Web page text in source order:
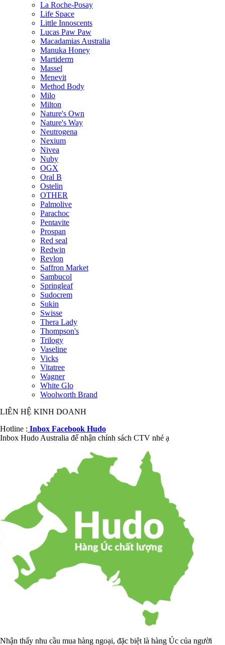
La Roche-Posay
Life Space
Little Innoscents
Lucas Paw Paw
Macadamias Australia
Manuka Honey
Martiderm
Massel
Menevit
Method Body
Milo
Milton
Nature's Own
Nature's Way
Neutrogena
Nexium
Nivea
Nuby
OGX
Oral B
Ostelin
OTHER
Palmolive
Parachoc
Pentavite
Prospan
Red seal
Redwin
Revlon
Saffron Market
Sambucol
Springleaf
Sudocrem
Sukin
Swisse
Thera Lady
Thompson's
Trilogy
Vaseline
Vicks
Vitatree
Wagner
White Glo
Woolworth Brand
LIÊN HỆ KINH DOANH
Hotline : Inbox Facebook Hudo
Inbox Hudo Australia để nhận chính sách CTV nhé ạ
Nhận thấy nhu cầu mua hàng ngoại, đặc biệt là hàng Úc của người